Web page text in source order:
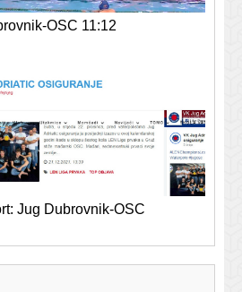
OSC 11:12
Jug Dubrovnik-OSC